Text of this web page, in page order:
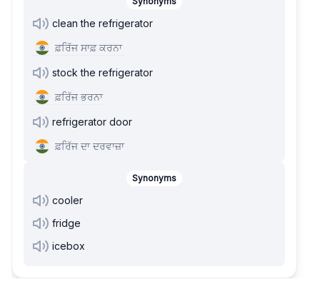
clean the refrigerator
ਫ਼ਰਿੱਜ ਸਾਫ਼ ਕਰਨਾ
stock the refrigerator
ਫ਼ਰਿੱਜ ਭਰਨਾ
refrigerator door
ਫ਼ਰਿੱਜ ਦਾ ਦਰਵਾਜ਼ਾ
Synonyms
cooler
fridge
icebox